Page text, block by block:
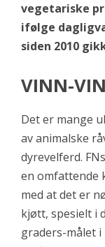
vegetariske
ifølge
siden 2010
VINN-
Det er mange
av animalske
dyrevelferd.
en omfattende
med at det er
kjøtt, spesielt i
graders-målet i